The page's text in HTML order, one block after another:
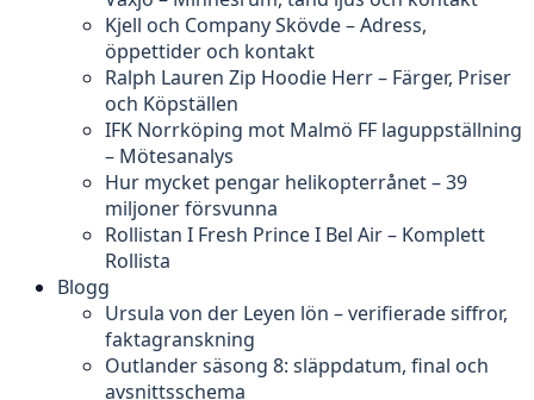
Kjell och Company Skövde – Adress,
öppettider och kontakt
Ralph Lauren Zip Hoodie Herr – Färger, Priser
och Köpställen
IFK Norrköping mot Malmö FF laguppställning
– Mötesanalys
Hur mycket pengar helikopterrånet – 39
miljoner försvunna
Rollistan I Fresh Prince I Bel Air – Komplett
Rollista
Blogg
Ursula von der Leyen lön – verifierade siffror,
faktagranskning
Outlander säsong 8: släppdatum, final och
avsnittsschema